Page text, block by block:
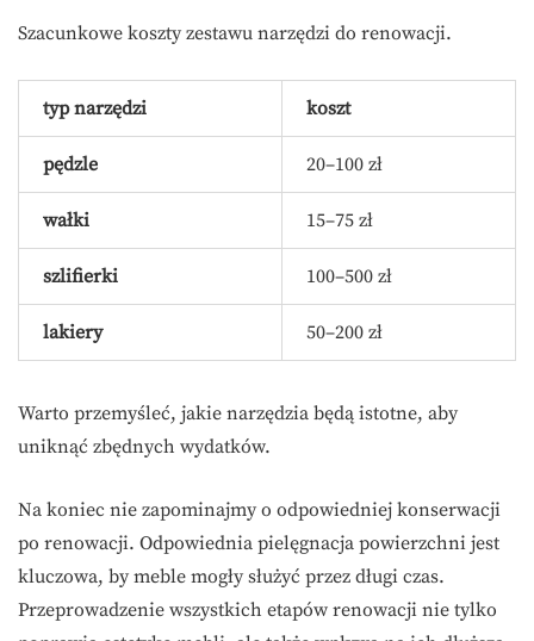
Szacunkowe koszty zestawu narzędzi do renowacji.
typ narzędzi koszt
pędzle 20–100 zł
wałki 15–75 zł
szlifierki 100–500 zł
lakiery 50–200 zł
Warto przemyśleć, jakie narzędzia będą istotne, aby
uniknąć zbędnych wydatków.
Na koniec nie zapominajmy o odpowiedniej konserwacji
po renowacji. Odpowiednia pielęgnacja powierzchni jest
kluczowa, by meble mogły służyć przez długi czas.
Przeprowadzenie wszystkich etapów renowacji nie tylko